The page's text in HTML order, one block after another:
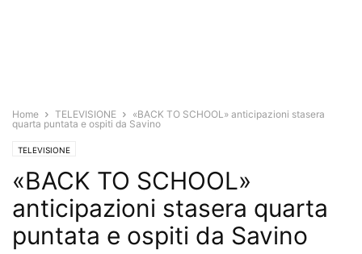
Home TELEVISIONE
«BACK TO SCHOOL» anticipazioni stasera
quarta puntata e ospiti da Savino
TELEVISIONE
«BACK TO SCHOOL»
anticipazioni stasera quarta
puntata e ospiti da Savino